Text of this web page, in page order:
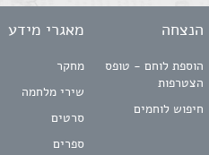
הנצחה
הוספת לוחם - טופס
הצטרפות
חיפוש לוחמים
מאגרי מידע
מחקר
שירי מלחמה
סרטים
ספרים